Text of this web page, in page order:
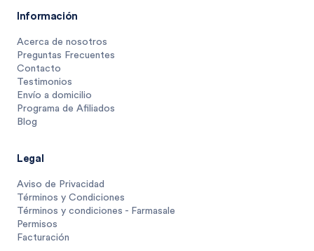
Información
Acerca de nosotros
Preguntas Frecuentes
Contacto
Testimonios
Envío a domicilio
Programa de Afiliados
Blog
Legal
Aviso de Privacidad
Términos y Condiciones
Términos y condiciones - Farmasale
Permisos
Facturación